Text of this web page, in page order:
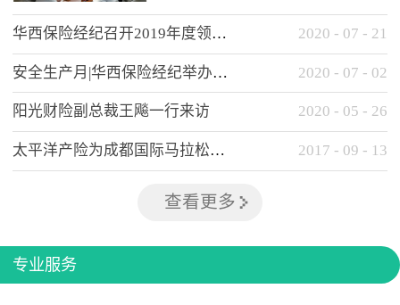
午，华西金控第一党支部举办了“学
党史、知党情、...
华西保险经纪召开2019年度领导班子述职考核工作会 2020 - 07 - 21
安全生产月|华西保险经纪举办应急消防安全知识培训 2020 - 07 - 02
阳光财险副总裁王飚一行来访 2020 - 05 - 26
太平洋产险为成都国际马拉松提供全方位保险保障 2017 - 09 - 13
查看更多
专业服务